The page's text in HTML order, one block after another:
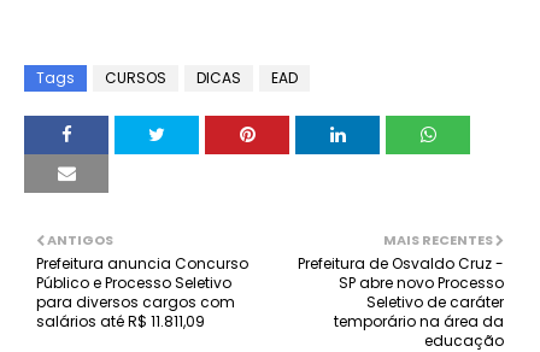
Tags CURSOS DICAS EAD
MAIS RECENTES
Prefeitura de Osvaldo Cruz -
SP abre novo Processo
Seletivo de caráter
temporário na área da
educação
ANTIGOS
Prefeitura anuncia Concurso
Público e Processo Seletivo
para diversos cargos com
salários até R$ 11.811,09